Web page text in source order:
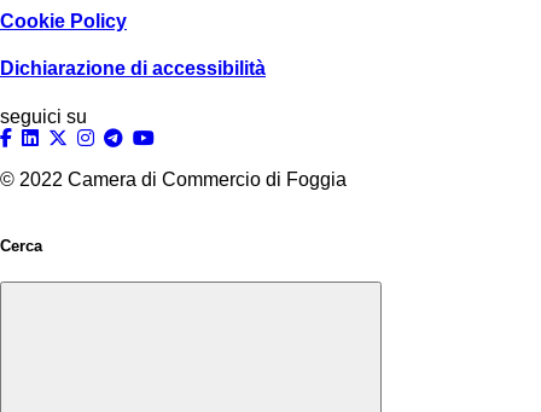
Cookie Policy
Dichiarazione di accessibilità
seguici su
© 2022 Camera di Commercio di Foggia
Cerca